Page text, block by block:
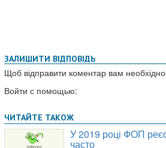
ЗАЛИШИТИ ВІДПОВІДЬ
Щоб відправити коментар вам необхідно
Войти с помощью: